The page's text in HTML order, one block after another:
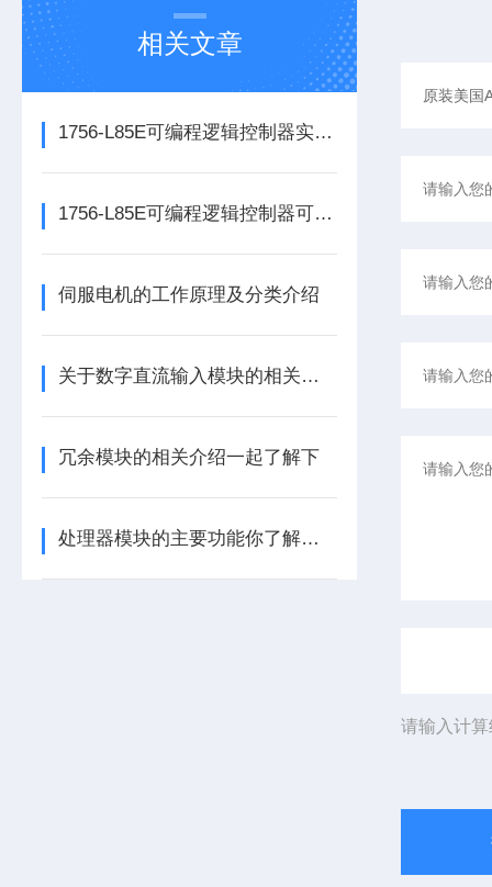
相关文章
1756-L85E可编程逻辑控制器实操应用常见问题分析及解决方法探讨
1756-L85E可编程逻辑控制器可满足多行业自动化精准控制需求
伺服电机的工作原理及分类介绍
关于数字直流输入模块的相关介绍
冗余模块的相关介绍一起了解下
处理器模块的主要功能你了解多少呢
请输入计